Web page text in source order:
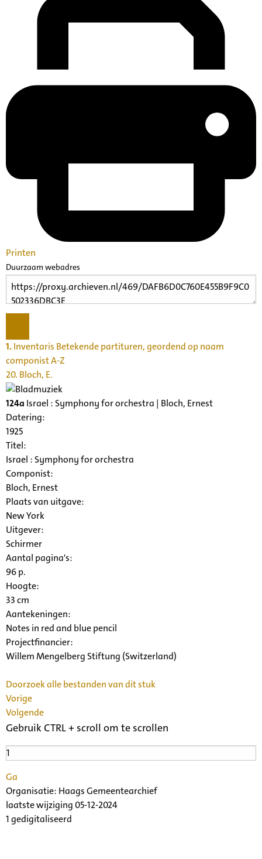
Printen
Duurzaam webadres
1.Inventaris Betekende partituren, geordend op naam
componist A-Z
20. Bloch, E.
124a Israel : Symphony for orchestra | Bloch, Ernest
Datering:
1925
Titel:
Israel : Symphony for orchestra
Componist:
Bloch, Ernest
Plaats van uitgave:
New York
Uitgever:
Schirmer
Aantal pagina's:
96 p.
Hoogte:
33 cm
Aantekeningen:
Notes in red and blue pencil
Projectfinancier:
Willem Mengelberg Stiftung (Switzerland)
Doorzoek alle bestanden van dit stuk
Vorige
Volgende
Gebruik CTRL + scroll om te scrollen
Ga
Organisatie: Haags Gemeentearchief
laatste wijziging 05-12-2024
1 gedigitaliseerd